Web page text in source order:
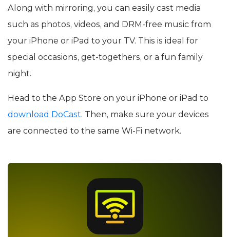
Along with mirroring, you can easily cast media
such as photos, videos, and DRM-free music from
your iPhone or iPad to your TV. This is ideal for
special occasions, get-togethers, or a fun family
night.
Head to the App Store on your iPhone or iPad to
download DoCast. Then, make sure your devices
are connected to the same Wi-Fi network.